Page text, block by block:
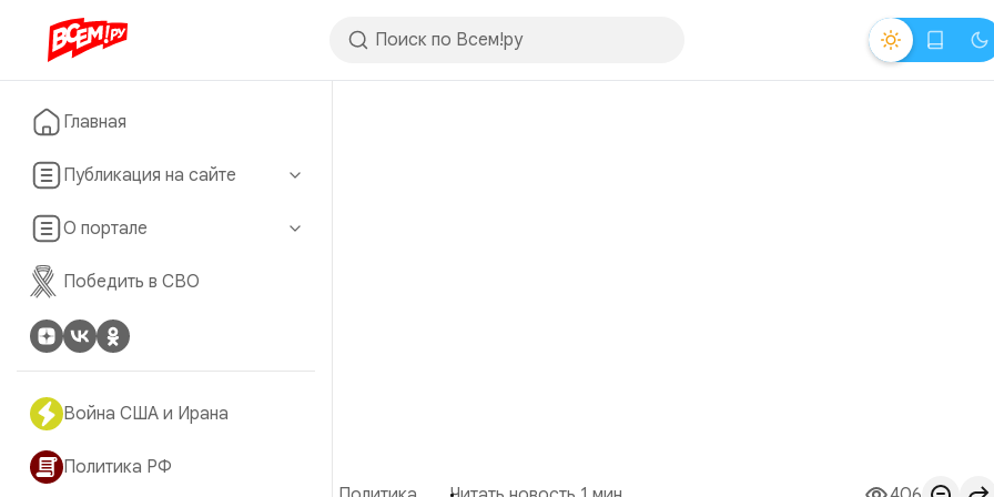
Главная
Публикация на сайте
О портале
Победить в СВО
Война США и Ирана
Политика РФ